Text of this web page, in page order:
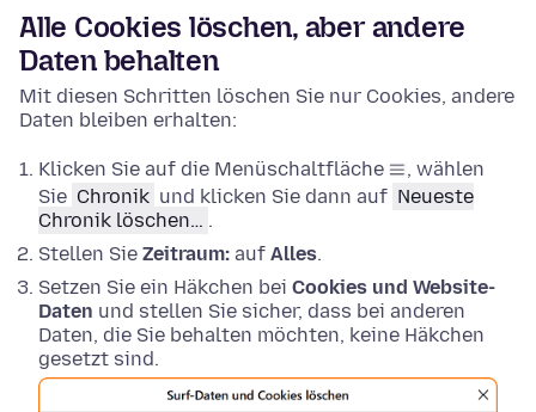
Alle Cookies löschen, aber andere
Daten behalten
Mit diesen Schritten löschen Sie nur Cookies, andere
Daten bleiben erhalten:
Klicken Sie auf die Menüschaltfläche
, wählen
Sie Chronik und klicken Sie dann auf Neueste
Chronik löschen… .
Stellen Sie Zeitraum: auf Alles.
Setzen Sie ein Häkchen bei Cookies und Website-
Daten und stellen Sie sicher, dass bei anderen
Daten, die Sie behalten möchten, keine Häkchen
gesetzt sind.